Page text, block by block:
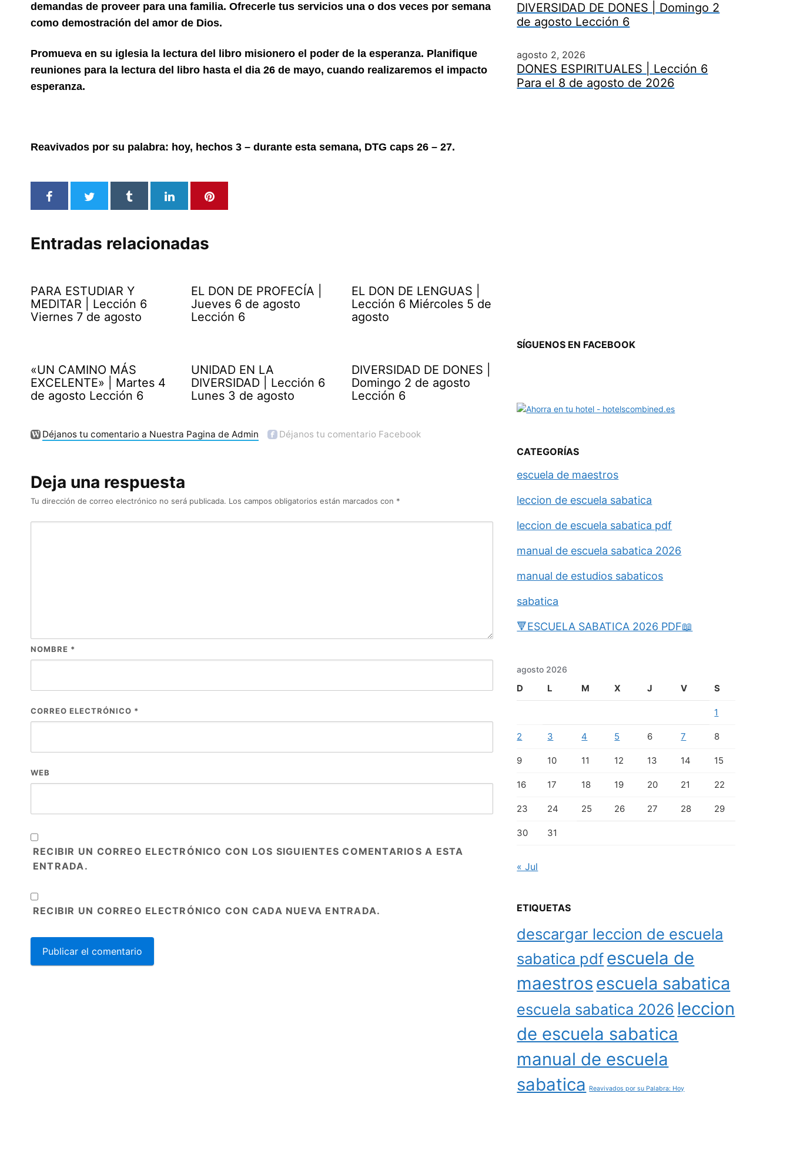
demandas de proveer para una familia. Ofrecerle tus servicios una o dos veces por semana
como demostración del amor de Dios.
Promueva en su iglesia la lectura del libro misionero el poder de la esperanza. Planifique
reuniones para la lectura del libro hasta el dia 26 de mayo, cuando realizaremos el impacto
esperanza.
Reavivados por su palabra: hoy, hechos 3 – durante esta semana, DTG caps 26 – 27.
Entradas relacionadas
PARA ESTUDIAR Y
MEDITAR | Lección 6
Viernes 7 de agosto
EL DON DE PROFECÍA |
Jueves 6 de agosto
Lección 6
EL DON DE LENGUAS |
Lección 6 Miércoles 5 de
agosto
«UN CAMINO MÁS
EXCELENTE» | Martes 4
de agosto Lección 6
UNIDAD EN LA
DIVERSIDAD | Lección 6
Lunes 3 de agosto
DIVERSIDAD DE DONES |
Domingo 2 de agosto
Lección 6
Déjanos tu comentario a Nuestra Pagina de Admin Déjanos tu comentario Facebook
Deja una respuesta
Tu dirección de correo electrónico no será publicada. Los campos obligatorios están marcados con *
NOMBRE *
CORREO ELECTRÓNICO *
WEB
RECIBIR UN CORREO ELECTRÓNICO CON LOS SIGUIENTES COMENTARIOS A ESTA
ENTRADA.
RECIBIR UN CORREO ELECTRÓNICO CON CADA NUEVA ENTRADA.
DIVERSIDAD DE DONES | Domingo 2
de agosto Lección 6
agosto 2, 2026
DONES ESPIRITUALES | Lección 6
Para el 8 de agosto de 2026
SÍGUENOS EN FACEBOOK
CATEGORÍAS
escuela de maestros
leccion de escuela sabatica
leccion de escuela sabatica pdf
manual de escuela sabatica 2026
manual de estudios sabaticos
sabatica
🔻ESCUELA SABATICA 2026 PDF📖
agosto 2026
D L M X J V S
1
2 3 4 5 6 7 8
9 10 11 12 13 14 15
16 17 18 19 20 21 22
23 24 25 26 27 28 29
30 31
« Jul
ETIQUETAS
descargar leccion de escuela
sabatica pdfescuela de
maestros escuela sabatica
escuela sabatica 2026 leccion
de escuela sabatica
manual de escuela
sabatica
Reavivados por su Palabra: Hoy